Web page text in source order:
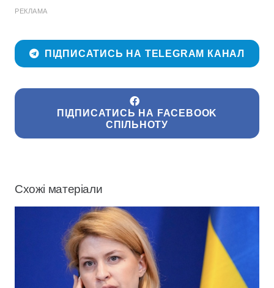
РЕКЛАМА
ПІДПИСАТИСЬ НА TELEGRAM КАНАЛ
ПІДПИСАТИСЬ НА FACEBOOK
СПІЛЬНОТУ
Схожі матеріали